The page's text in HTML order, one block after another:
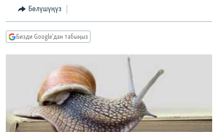
БҮГҮН АЗАТТЫКТА
БИЗ ЖАНА ДҮЙНӨ
ЭЖЕ-СИҢДИЛЕР
АЗАТТЫК+
ЫҢГАЙСЫЗ СУРООЛОР
ПОДКАСТ
ӨЗГӨЧӨ ПИКИР
ОНЛАЙН ШЕРИНЕ
Бөлүшүңүз
Бизди Google'дан табыңыз